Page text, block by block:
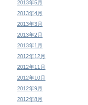
2013年5月
2013年4月
2013年3月
2013年2月
2013年1月
2012年12月
2012年11月
2012年10月
2012年9月
2012年8月